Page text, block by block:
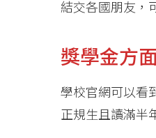
結交各國朋友，
獎學金方
學校官網可以看
正規生且讀滿半